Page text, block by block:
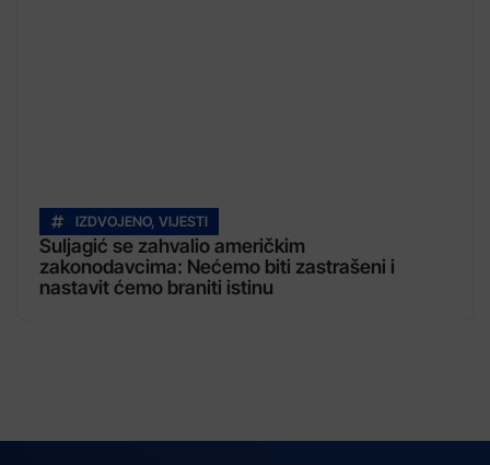
IZDVOJENO, VIJESTI
Suljagić se zahvalio američkim
zakonodavcima: Nećemo biti zastrašeni i
nastavit ćemo braniti istinu